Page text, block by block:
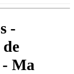
-
Ma